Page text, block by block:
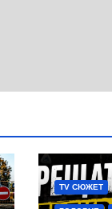
TV СЮЖЕТ